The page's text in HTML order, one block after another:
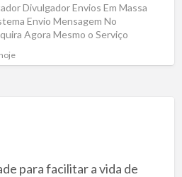
Divulgador Envios Em Massa
Envio Mensagem No
Agora Mesmo o Serviço
para facilitar a vida de